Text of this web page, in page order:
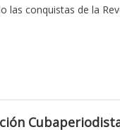
las conquistas de la